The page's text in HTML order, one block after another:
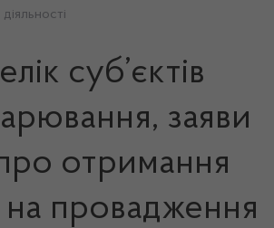
суб’єктів
заяви
отримання
на провадження